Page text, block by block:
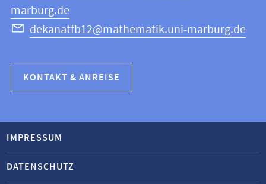
marburg.de
dekanatfb12@mathematik.uni-marburg.de
KONTAKT & ANREISE
IMPRESSUM
DATENSCHUTZ